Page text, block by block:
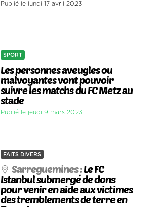
Publié le lundi 17 avril 2023
SPORT
Les personnes aveugles ou
malvoyantes vont pouvoir
suivre les matchs du FC Metz au
stade
Publié le jeudi 9 mars 2023
FAITS DIVERS
Sarreguemines :Le FC
Istanbul submergé de dons
pour venir en aide aux victimes
des tremblements de terre en